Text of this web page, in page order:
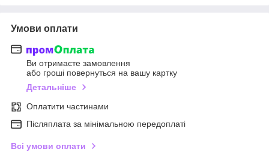
Умови оплати
Ви отримаєте замовлення
або гроші повернуться на вашу картку
Детальніше
Оплатити частинами
Післяплата за мінімальною передоплаті
Всі умови оплати